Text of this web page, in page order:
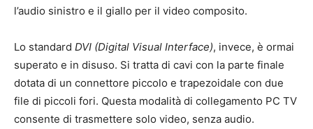
l’audio sinistro e il giallo per il video composito.
Lo standard DVI (Digital Visual Interface), invece, è ormai
superato e in disuso. Si tratta di cavi con la parte finale
dotata di un connettore piccolo e trapezoidale con due
file di piccoli fori. Questa modalità di collegamento PC TV
consente di trasmettere solo video, senza audio.